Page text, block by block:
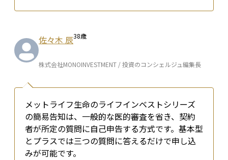
佐々木 辰38歳
株式会社MONOINVESTMENT / 投資のコンシェルジュ編集長
メットライフ生命のライフインベストシリーズ
の簡易告知は、一般的な医的審査を省き、契約
者が所定の質問に自己申告する方式です。基本型
とプラスでは三つの質問に答えるだけで申し込
みが可能です。